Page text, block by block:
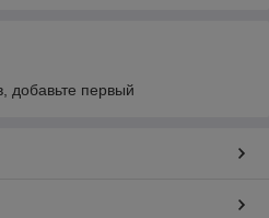
добавьте первый